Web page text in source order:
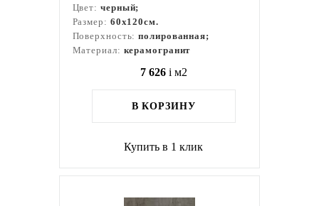
Цвет: черный;
Размер: 60x120см.
Поверхность:полированная;
Материал: керамогранит
7 626 i м2
В КОРЗИНУ
Купить в 1 клик